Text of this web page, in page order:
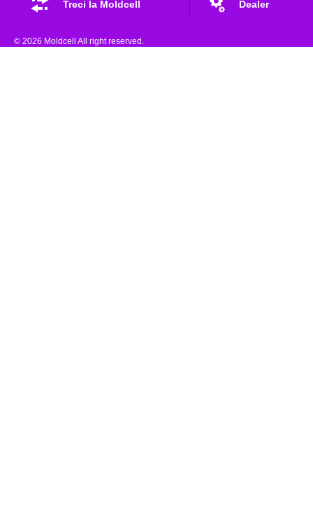
Treci la Moldcell Dealer
© 2026 Moldcell All right reserved.